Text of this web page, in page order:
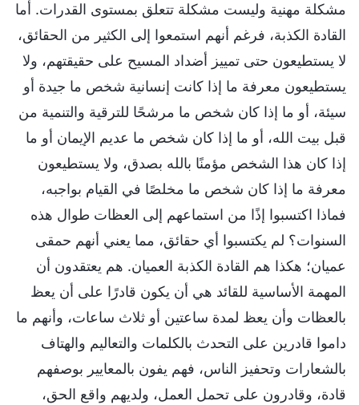
مشكلة مهنية وليست مشكلة تتعلق بمستوى القدرات. أما
القادة الكذبة، فرغم أنهم استمعوا إلى الكثير من الحقائق،
لا يستطيعون حتى تمييز أضداد المسيح على حقيقتهم، ولا
يستطيعون معرفة ما إذا كانت إنسانية شخص ما جيدة أو
سيئة، أو ما إذا كان شخص ما مرشحًا للترقية والتنمية من
قبل بيت الله، أو ما إذا كان شخص ما عديم الإيمان أو ما
إذا كان هذا الشخص مؤمنًا بالله بصدق، ولا يستطيعون
معرفة ما إذا كان شخص ما مخلصًا في القيام بواجبه،
فماذا اكتسبوا إذًا من استماعهم إلى العظات طوال هذه
السنوات؟ لم يكتسبوا أي حقائق، مما يعني أنهم حمقى
عميان؛ هكذا هم القادة الكذبة العميان. هم يعتقدون أن
المهمة الأساسية للقائد هي أن يكون قادرًا على أن يعظ
بالعظات وأن يعظ لمدة ساعتين أو ثلاث ساعات، وأنهم ما
داموا قادرين على التحدث بالكلمات والتعاليم والهتاف
بالشعارات وتحفيز الناس، فهم يفون بالمعايير بوصفهم
قادة، وقادرون على تحمل العمل، ولديهم واقع الحق،